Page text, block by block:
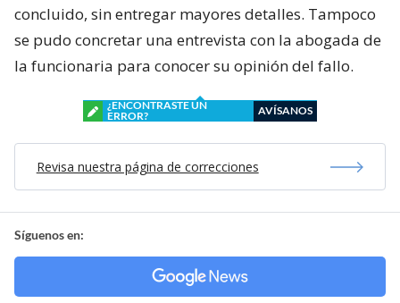
concluido, sin entregar mayores detalles. Tampoco
se pudo concretar una entrevista con la abogada de
la funcionaria para conocer su opinión del fallo.
¿ENCONTRASTE UN
ERROR?
AVÍSANOS
Revisa nuestra página de correcciones
Síguenos en: